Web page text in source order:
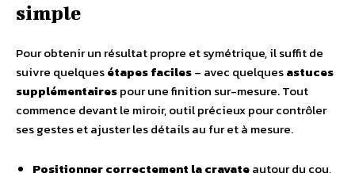
simple
Pour obtenir un résultat propre et symétrique, il suffit de
suivre quelquesétapes faciles– avec quelquesastuces
supplémentairespour une finition sur-mesure. Tout
commence devant le miroir, outil précieux pour contrôler
ses gestes et ajuster les détails au fur et à mesure.
Positionner correctement la cravateautour du cou,